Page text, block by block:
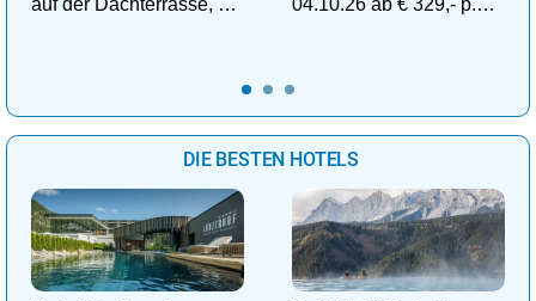
auf der Dachterrasse, 4
04.10.26 ab € 329,- p.P.
DIE BESTEN HOTELS